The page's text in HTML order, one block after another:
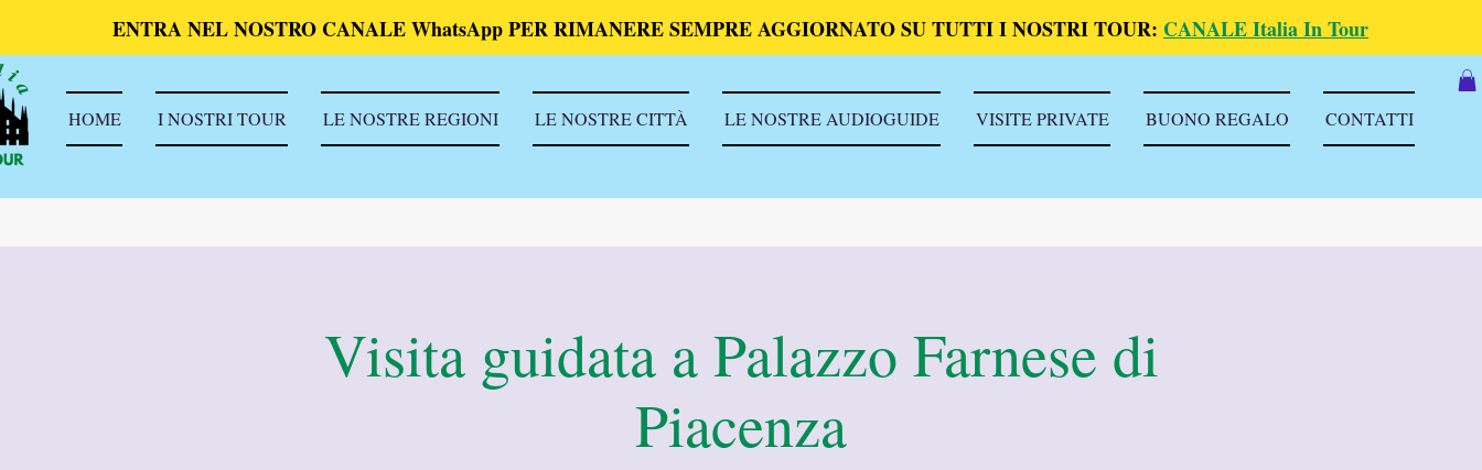
ENTRA NEL NOSTRO CANALE WhatsApp PER RIMANERE SEMPRE AGGIORNATO SU TUTTI I NOSTRI TOUR: CANALE Italia In Tour
HOME I NOSTRI TOUR LE NOSTRE REGIONI LE NOSTRE CITTÀ LE NOSTRE AUDIOGUIDE VISITE PRIVATE BUONO REGALO CONTATTI
Visita guidata a Palazzo Farnese di
Piacenza